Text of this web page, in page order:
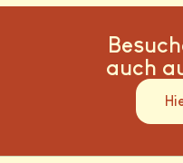
auch